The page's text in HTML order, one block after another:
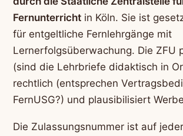
Fernunterricht in Köln. Sie ist
für entgeltliche Fernlehrgänge mit
Lernerfolgsüberwachung. Die ZFU
(sind die Lehrbriefe didaktisch in
rechtlich (entsprechen
FernUSG?) und plausibilisiert
Die Zulassungsnummer ist auf jeder